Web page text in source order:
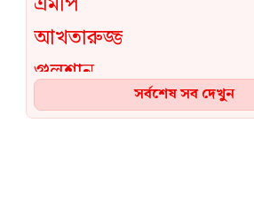
সর্বশেষ সব দেখুন